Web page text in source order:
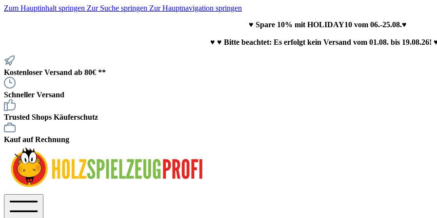
Zum Hauptinhalt springen Zur Suche springen Zur Hauptnavigation springen
♥ Spare 10% mit HOLIDAY10 vom 06.-25.08.♥
♥ ♥ Bitte beachtet: Es erfolgt kein Versand vom 01.08. bis 19.08.26!
Kostenloser Versand ab 80€ **
Schneller Versand
Trusted Shops Käuferschutz
Kauf auf Rechnung